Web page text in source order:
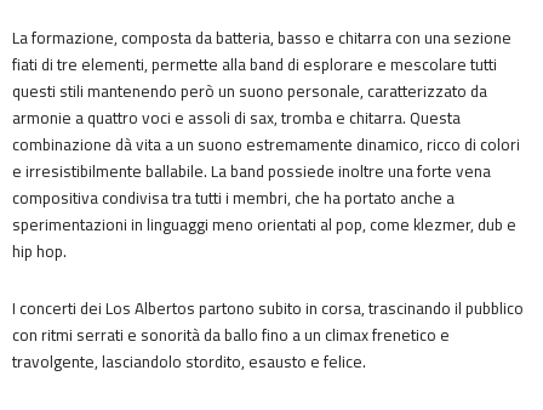
La formazione, composta da batteria, basso e chitarra con una sezione
fiati di tre elementi, permette alla band di esplorare e mescolare tutti
questi stili mantenendo però un suono personale, caratterizzato da
armonie a quattro voci e assoli di sax, tromba e chitarra. Questa
combinazione dà vita a un suono estremamente dinamico, ricco di colori
e irresistibilmente ballabile. La band possiede inoltre una forte vena
compositiva condivisa tra tutti i membri, che ha portato anche a
sperimentazioni in linguaggi meno orientati al pop, come klezmer, dub e
hip hop.
I concerti dei Los Albertos partono subito in corsa, trascinando il pubblico
con ritmi serrati e sonorità da ballo fino a un climax frenetico e
travolgente, lasciandolo stordito, esausto e felice.